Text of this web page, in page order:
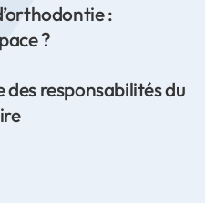
:
?
responsabilités du